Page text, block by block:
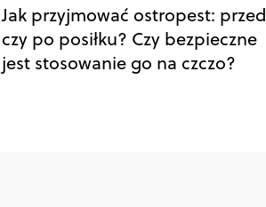
Jak przyjmować ostropest: przed
czy po posiłku? Czy bezpieczne
jest stosowanie go na czczo?